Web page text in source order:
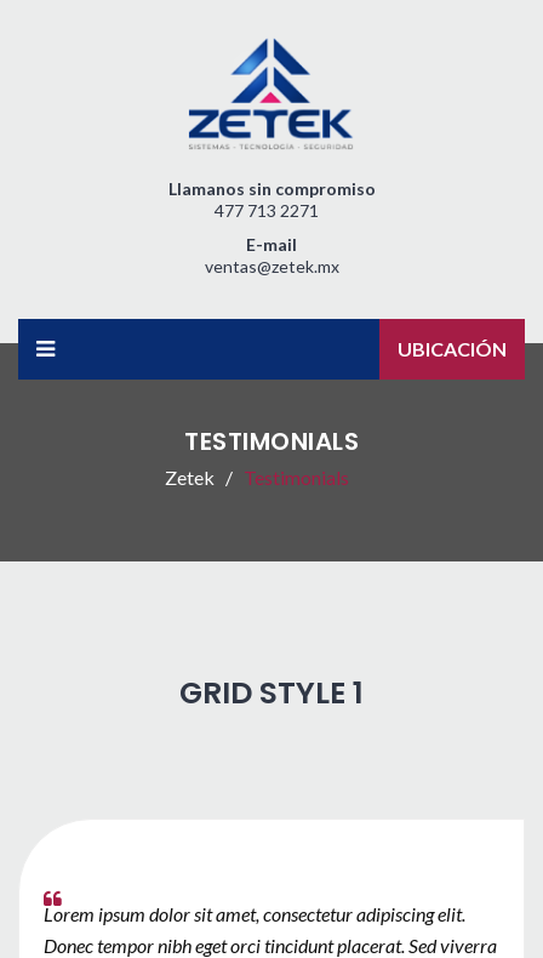
Llamanos sin compromiso
477 713 2271
E-mail
ventas@zetek.mx
UBICACIÓN
TESTIMONIALS
Zetek Testimonials
GRID STYLE 1
Lorem ipsum dolor sit amet, consectetur adipiscing elit.
Donec tempor nibh eget orci tincidunt placerat. Sed viverra